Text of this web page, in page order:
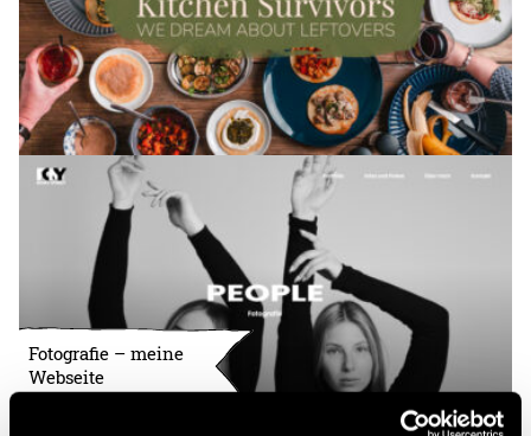
Fotografie – meine
Webseite